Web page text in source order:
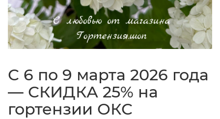
С 6 по 9 марта 2026 года
— СКИДКА 25% на
гортензии ОКС